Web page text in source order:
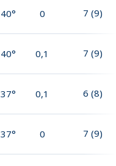
40° 0 7 (9)
40° 0,1 7 (9)
37° 0,1 6 (8)
37° 0 7 (9)